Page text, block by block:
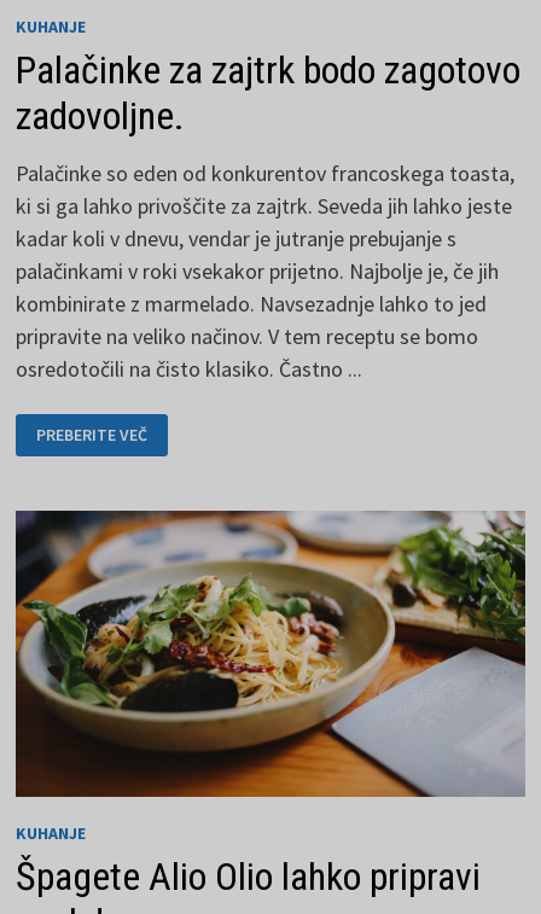
KUHANJE
Palačinke za zajtrk bodo zagotovo
zadovoljne.
Palačinke so eden od konkurentov francoskega toasta,
ki si ga lahko privoščite za zajtrk. Seveda jih lahko jeste
kadar koli v dnevu, vendar je jutranje prebujanje s
palačinkami v roki vsekakor prijetno. Najbolje je, če jih
kombinirate z marmelado. Navsezadnje lahko to jed
pripravite na veliko načinov. V tem receptu se bomo
osredotočili na čisto klasiko. Častno ...
PALAČINKE
ZA
ZAJTRK
ZADOVOLJNE.
PREBERITE VEČ
KUHANJE
Špagete Alio Olio lahko pripravi